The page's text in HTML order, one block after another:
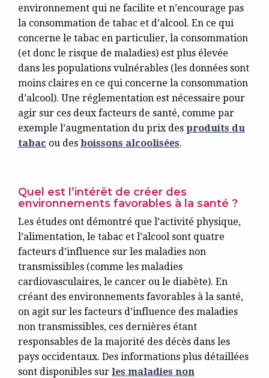
environnement qui ne facilite et n’encourage pas
la consommation de tabac et d’alcool. En ce qui
concerne le tabac en particulier, la consommation
(et donc le risque de maladies) est plus élevée
dans les populations vulnérables (les données sont
moins claires en ce qui concerne la consommation
d’alcool). Une réglementation est nécessaire pour
agir sur ces deux facteurs de santé, comme par
exemple l’augmentation du prix des produits du
tabac ou des boissons alcoolisées.
Quel est l’intérêt de créer des
environnements favorables à la santé ?
Les études ont démontré que l’activité physique,
l’alimentation, le tabac et l’alcool sont quatre
facteurs d’influence sur les maladies non
transmissibles (comme les maladies
cardiovasculaires, le cancer ou le diabète). En
créant des environnements favorables à la santé,
on agit sur les facteurs d’influence des maladies
non transmissibles, ces dernières étant
responsables de la majorité des décès dans les
pays occidentaux. Des informations plus détaillées
sont disponibles sur les maladies non